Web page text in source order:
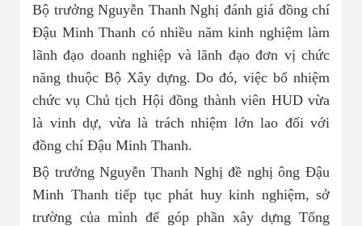
Bộ trưởng Nguyễn Thanh Nghị đánh giá đồng chí
Đậu Minh Thanh có nhiều năm kinh nghiệm làm
lãnh đạo doanh nghiệp và lãnh đạo đơn vị chức
năng thuộc Bộ Xây dựng. Do đó, việc bổ nhiệm
chức vụ Chủ tịch Hội đồng thành viên HUD vừa
là vinh dự, vừa là trách nhiệm lớn lao đối với
đồng chí Đậu Minh Thanh.
Bộ trưởng Nguyễn Thanh Nghị đề nghị ông Đậu
Minh Thanh tiếp tục phát huy kinh nghiệm, sở
trường của mình để góp phần xây dựng Tổng